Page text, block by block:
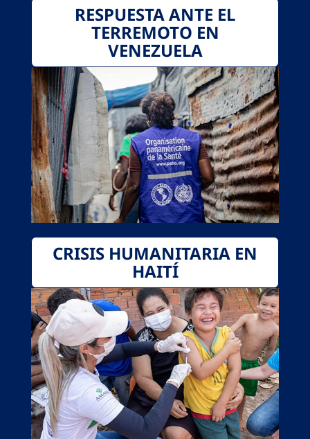
RESPUESTA ANTE EL
TERREMOTO EN
VENEZUELA
CRISIS HUMANITARIA EN
HAITÍ